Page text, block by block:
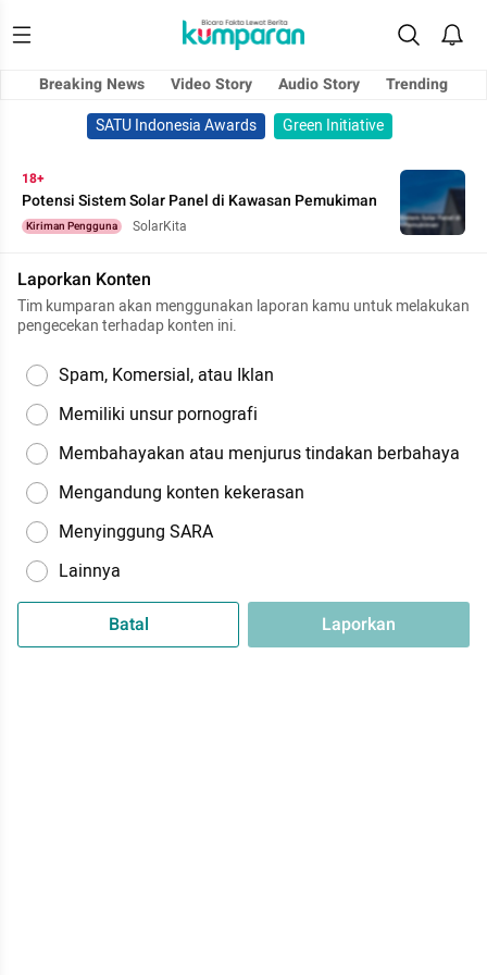
Breaking News Video Story Audio Story
Trending
SATU Indonesia Awards
Green Initiative
18+
Potensi Sistem Solar Panel di Kawasan Pemukiman
Kiriman Pengguna SolarKita
Laporkan Konten
Tim kumparan akan menggunakan laporan kamu untuk melakukan
pengecekan terhadap konten ini.
Spam, Komersial, atau Iklan
Memiliki unsur pornografi
Membahayakan atau menjurus tindakan berbahaya
Mengandung konten kekerasan
Menyinggung SARA
Lainnya
Batal Laporkan